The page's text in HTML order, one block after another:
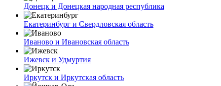
Донецк и Донецкая народная республика
Екатеринбург и Свердловская область
Иваново и Ивановская область
Ижевск и Удмуртия
Иркутск и Иркутская область